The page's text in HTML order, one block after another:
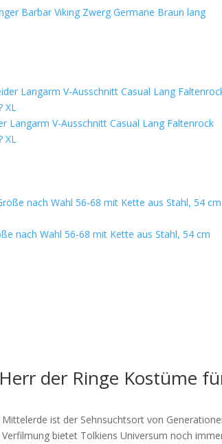
Barbar Viking Zwerg Germane Braun lang
Langarm V-Ausschnitt Casual Lang Faltenrock
XL
nach Wahl 56-68 mit Kette aus Stahl, 54 cm
der Ringe Kostüme
ist der Sehnsuchtsort von
bietet Tolkiens Universum noch